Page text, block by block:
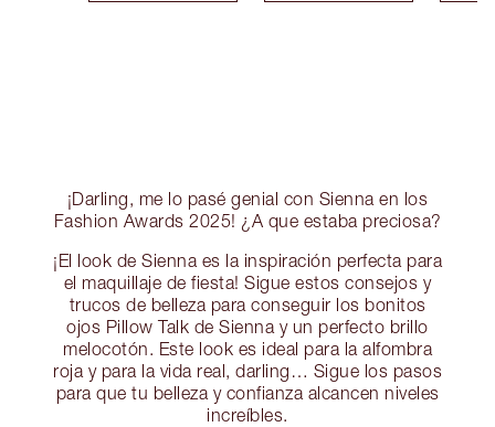
¡Darling, me lo pasé genial con Sienna en los
Fashion Awards 2025! ¿A que estaba preciosa?
¡El look de Sienna es la inspiración perfecta para
el maquillaje de fiesta! Sigue estos consejos y
trucos de belleza para conseguir los bonitos
ojos Pillow Talk de Sienna y un perfecto brillo
melocotón. Este look es ideal para la alfombra
roja y para la vida real, darling… Sigue los pasos
para que tu belleza y confianza alcancen niveles
increíbles.